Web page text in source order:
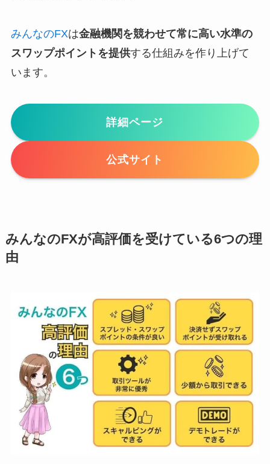
みんなのFXは金融機関を競わせて常に高い水準の
スワップポイントを提供する仕組みを作り上げて
います。
詳細ページ
公式サイト
みんなのFXが高評価を受けている6つの理
由